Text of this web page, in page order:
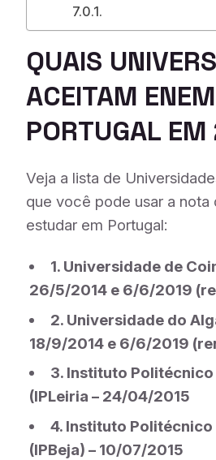
QUAIS
ACEITAM
PORTUGAL
Veja a lista de
que você pode usar a nota
estudar em Portugal:
1. Universidade de
26/5/2014 e 6/6/2019
2. Universidade do
18/9/2014 e 6/6/2019
3. Instituto Politécnico
(IPLeiria – 24/04/2015
4. Instituto Politécnico
(IPBeja) – 10/07/2015